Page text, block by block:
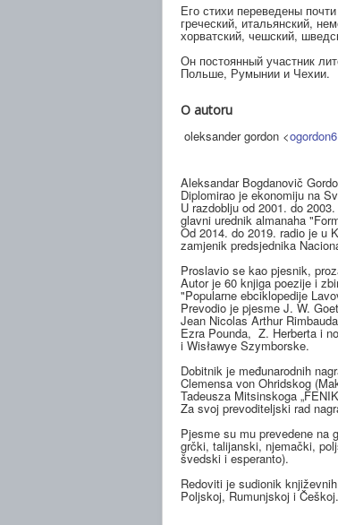
Его стихи переведены
греческий, итальянский,
хорватский, чешский,
Он постоянный участник
Польше, Румынии и Чехии.
O autoru
oleksander gordon <
Aleksandar Bogdanovič
Diplomirao je ekonomiju na
U razdoblju od 2001. do
glavni urednik almanaha
Od 2014. do 2019. radio je u
zamjenik predsjednika
Proslavio se kao pjesnik,
Autor je 60 knjiga poezije i
"Popularne ebciklopedije
Prevodio je pjesme J. W.
Jean Nicolas Arthur
Ezra Pounda, Z. Herberta i
i Wisławye Szymborske.
Dobitnik je međunarodnih
Clemensa von Ohridskog
Tadeusza Mitsinskoga
Za svoj prevoditeljski rad
Pjesme su mu prevedene na
grčki, talijanski, njemački,
švedski i esperanto).
Redoviti je sudionik
Poljskoj, Rumunjskoj i Češkoj.